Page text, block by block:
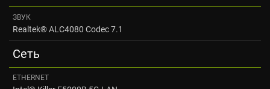
ЗВУК
Realtek® ALC4080 Codec 7.1
Сеть
ETHERNET